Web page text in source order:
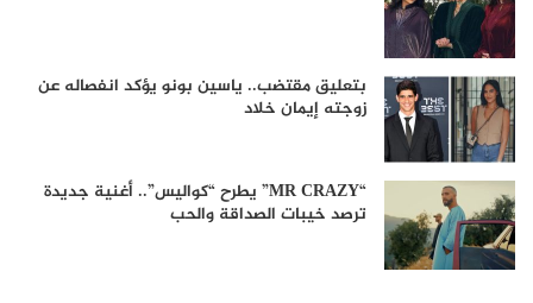
بتعليق مقتضب.. ياسين بونو يؤكد انفصاله عن
زوجته إيمان خلاد
“MR CRAZY” يطرح “كواليس”.. أغنية جديدة
ترصد خيبات الصداقة والحب